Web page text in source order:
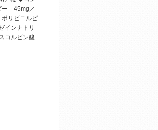
ー 45mg／
リビニルピ
インナトリ
コルビン酸